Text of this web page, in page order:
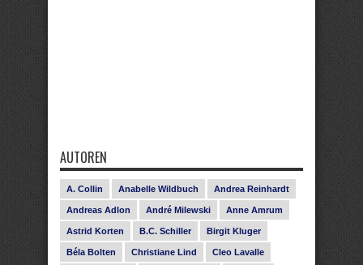
AUTOREN
A. Collin Anabelle Wildbuch Andrea Reinhardt
Andreas Adlon André Milewski Anne Amrum
Astrid Korten B.C. Schiller Birgit Kluger
Béla Bolten Christiane Lind Cleo Lavalle